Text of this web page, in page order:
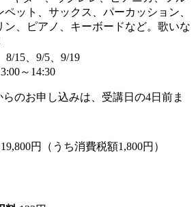
ット、サックス、パーカッション、
ン、ピアノ、キーボードなど。歌いな
8/15、9/5、9/19
～14:30
のお申し込みは、受講日の4日前ま
円（うち消費税額1,800円）